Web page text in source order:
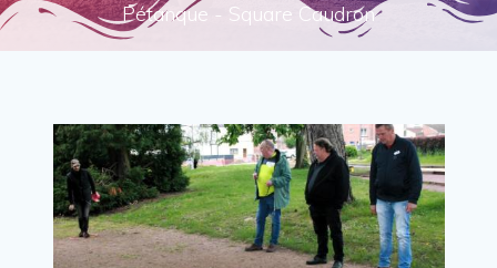
Pétanque - Square Caudron